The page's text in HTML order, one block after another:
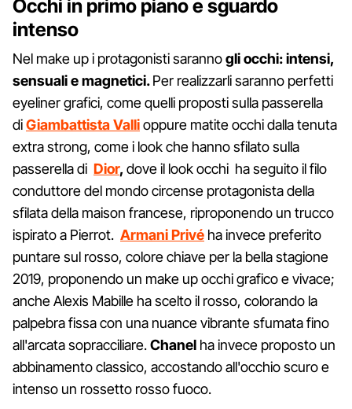
Occhi in primo piano e sguardo
intenso
Nel make up i protagonisti sarannogli occhi: intensi,
sensuali e magnetici.Per realizzarli saranno perfetti
eyeliner grafici, come quelli proposti sulla passerella
diGiambattista Vallioppure matite occhi dalla tenuta
extra strong, come i look che hanno sfilato sulla
passerella di Dior, dove il look occhi ha seguito il filo
conduttore del mondo circense protagonista della
sfilata della maison francese, riproponendo un trucco
ispirato a Pierrot. ArmaniPrivé ha invece preferito
puntare sul rosso, colore chiave per la bella stagione
2019, proponendo un make up occhi grafico e vivace;
anche Alexis Mabille ha scelto il rosso, colorando la
palpebra fissa con una nuance vibrante sfumata fino
all'arcata sopracciliare.Chanel ha invece proposto un
abbinamento classico, accostando all'occhio scuro e
intenso un rossetto rosso fuoco.